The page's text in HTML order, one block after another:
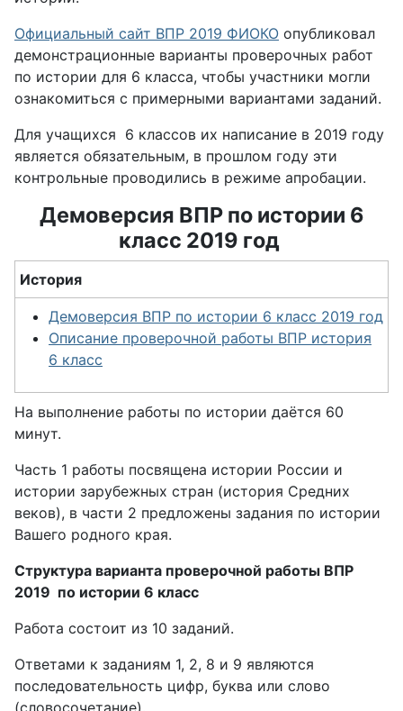
Официальный сайт ВПР 2019 ФИОКО опубликовал
демонстрационные варианты проверочных работ
по истории для 6 класса, чтобы участники могли
ознакомиться с примерными вариантами заданий.
Для учащихся 6 классов их написание в 2019 году
является обязательным, в прошлом году эти
контрольные проводились в режиме апробации.
Демоверсия ВПР по истории 6
класс 2019 год
История
Демоверсия ВПР по истории 6 класс 2019 год
Описание проверочной работы ВПР история
6 класс
На выполнение работы по истории даётся 60
минут.
Часть 1 работы посвящена истории России и
истории зарубежных стран (история Средних
веков), в части 2 предложены задания по истории
Вашего родного края.
Структура варианта проверочной работы ВПР
2019 по истории 6 класс
Работа состоит из 10 заданий.
Ответами к заданиям 1, 2, 8 и 9 являются
последовательность цифр, буква или слово
(словосочетание).